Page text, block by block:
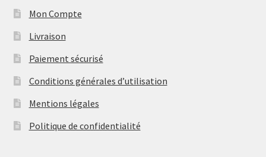
Mon Compte
Livraison
Paiement sécurisé
Conditions générales d’utilisation
Mentions légales
Politique de confidentialité